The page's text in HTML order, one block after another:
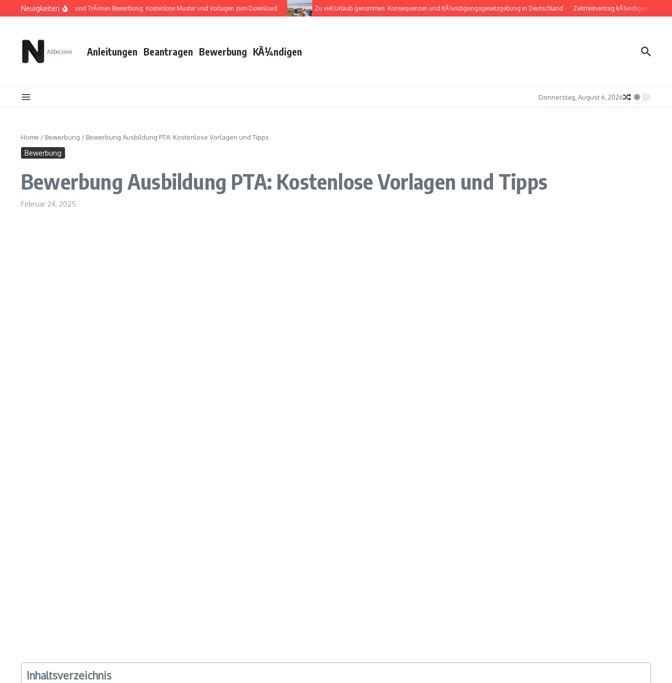
Zum Inhalt springen
Neuigkeiten
Zwischen TÃ¼ll und TrÃ¤nen Bewerbung: Kostenlose Muster und Vorlagen zum Download Zu viel Urlaub genommen: Konsequenzen und KÃ¼ndigungsgesetzgebung in Deutschland Zeitmietvertrag kÃ¼ndigen: Musterbrief
Abbeizerei Anleitungen Beantragen Bewerbung KÃ¼ndigen
Donnerstag, August 6, 2026
Home / Bewerbung / Bewerbung Ausbildung PTA: Kostenlose Vorlagen und Tipps
Bewerbung
Bewerbung Ausbildung PTA: Kostenlose Vorlagen und Tipps
Februar 24, 2025
Inhaltsverzeichnis